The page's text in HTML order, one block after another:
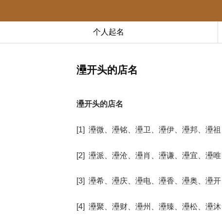
个人起名
灅开头的店名
灅开头的店名
[1] 灅微、灅铭、灅卫、灅伊、灅邦、灅祖
[2] 灅派、灅沧、灅肖、灅谦、灅宜、灅唯
[3] 灅希、灅庆、灅电、灅香、灅奥、灅开
[4] 灅聚、灅财、灅州、灅臻、灅松、灅沐